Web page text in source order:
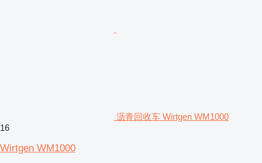
沥青回收车 Wirtgen WM1000
16
Wirtgen WM1000